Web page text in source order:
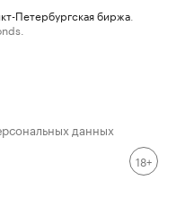
Петербургская биржа
данных
18+